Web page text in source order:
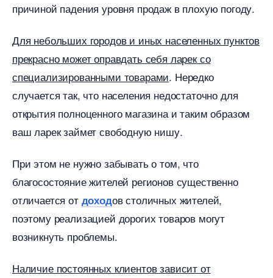
причиной падения уровня продаж в плохую погоду.
Для небольших городов и иных населенных пункто
прекрасно может оправдать себя ларек со
специализированными товарами. Нередко
случается так, что населения недостаточно для
открытия полноценного магазина и таким образом
аш ларек займет свободную нишу.
При этом не нужно забывать о том, что
лагосостояние жителей регионов существенно
отличается от доходов столичных жителей,
поэтому реализацией дорогих товаров могут
озникнуть проблемы.
Наличие постоянных клиентов зависит от